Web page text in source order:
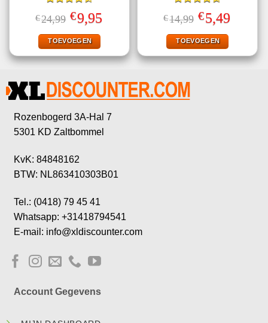
Gewaardeerd
4.50uit 5
€24,99 Oorspronkelijke
prijs
was:
€24,99.
€9,95prijs
TOEVOEGEN
Gewaardeerd
4.60uit 5
€14,99 Oorspronkelijke
prijs
was:
€14,99.
€5,49Huidige
prijs
TOEVOEGEN
Rozenbogerd 3A-Hal 7
5301 KD Zaltbommel
KvK: 84848162
BTW: NL863410303B01
Tel.: (0418) 79 45 41
Whatsapp: +31418794541
E-mail: info@xldiscounter.com
Account Gegevens